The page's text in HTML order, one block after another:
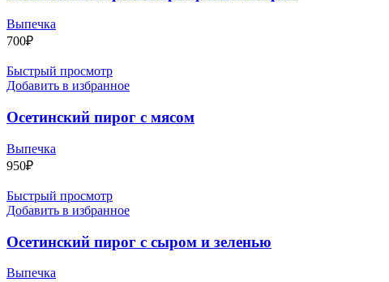
Выпечка
700₽
Быстрый просмотр
Добавить в избранное
Осетинский пирог с мясом
Выпечка
950₽
Быстрый просмотр
Добавить в избранное
Осетинский пирог с сыром и зеленью
Выпечка